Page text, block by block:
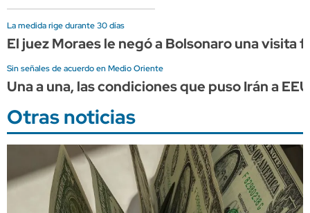
La medida rige durante 30 días
El juez Moraes le negó a Bolsonaro una visita
Sin señales de acuerdo en Medio Oriente
Una a una, las condiciones que puso Irán a
Otras noticias